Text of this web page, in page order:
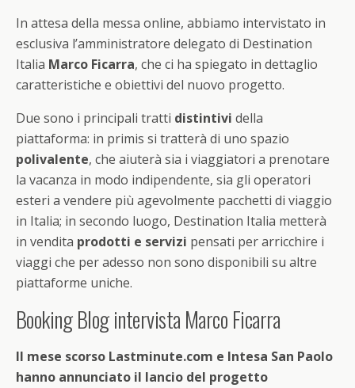
In attesa della messa online, abbiamo intervistato in
esclusiva l’amministratore delegato di Destination
Italia Marco Ficarra, che ci ha spiegato in dettaglio
caratteristiche e obiettivi del nuovo progetto.
Due sono i principali tratti distintivi della
piattaforma: in primis si tratterà di uno spazio
polivalente, che aiuterà sia i viaggiatori a prenotare
la vacanza in modo indipendente, sia gli operatori
esteri a vendere più agevolmente pacchetti di viaggio
in Italia; in secondo luogo, Destination Italia metterà
in vendita prodotti e servizi pensati per arricchire i
viaggi che per adesso non sono disponibili su altre
piattaforme uniche.
Booking Blog intervista Marco Ficarra
Il mese scorso Lastminute.com e Intesa San Paolo
hanno annunciato il lancio del progetto